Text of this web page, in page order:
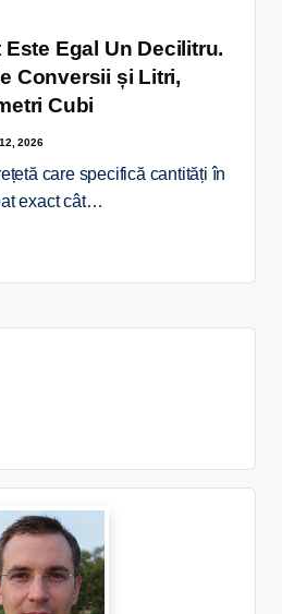
Egal Un Decilitru.
Conversii și Litri,
Cubi
2026
care specifică cantități în
exact cât…